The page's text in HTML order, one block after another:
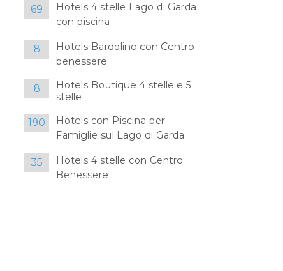
69
Hotels 4 stelle Lago di Garda
con piscina
8
Hotels Bardolino con Centro
benessere
8
Hotels Boutique 4 stelle e 5
stelle
190
Hotels con Piscina per
Famiglie sul Lago di Garda
35
Hotels 4 stelle con Centro
Benessere